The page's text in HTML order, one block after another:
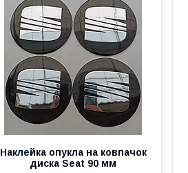
Наклейка опукла на ковпачок
диска Seat 90 мм